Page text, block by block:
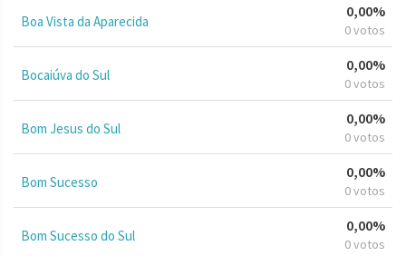
Boa Vista da Aparecida
0,00%
0 votos
Bocaiúva do Sul
0,00%
0 votos
Bom Jesus do Sul
0,00%
0 votos
Bom Sucesso
0,00%
0 votos
Bom Sucesso do Sul
0,00%
0 votos